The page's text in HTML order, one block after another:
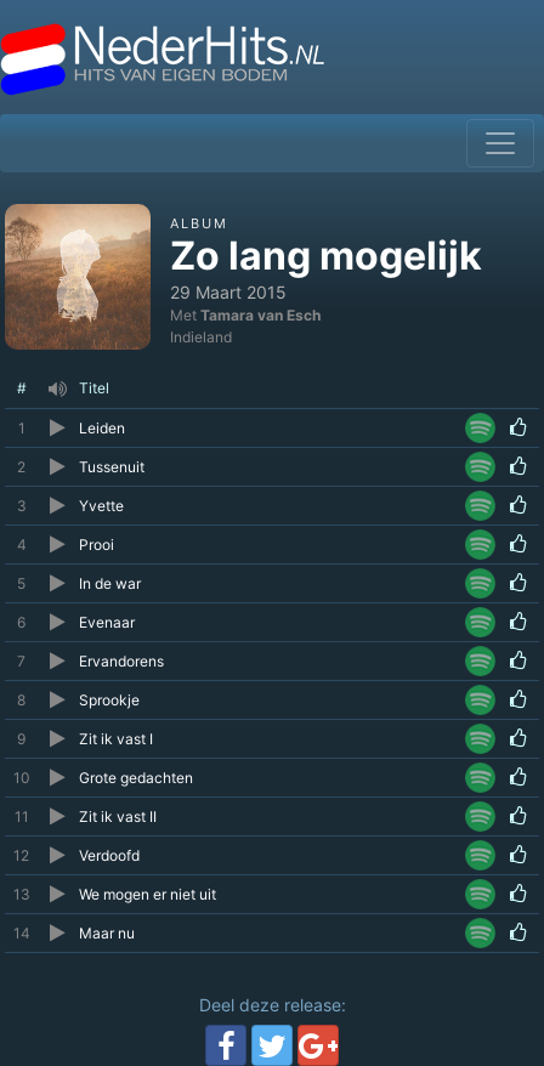
ALBUM
Zo lang mogelijk
29 Maart 2015
Met Tamara van Esch
Indieland
# Titel
1 Leiden
2 Tussenuit
3 Yvette
4 Prooi
5 In de war
6 Evenaar
7 Ervandorens
8 Sprookje
9 Zit ik vast I
10 Grote gedachten
11 Zit ik vast II
12 Verdoofd
13 We mogen er niet uit
14 Maar nu
Deel deze release: